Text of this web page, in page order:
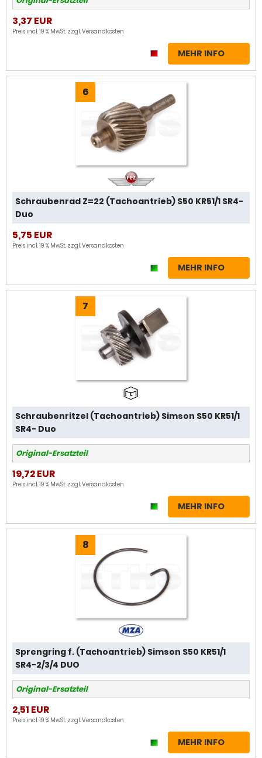
3,37 EUR
Preis incl. 19 % MwSt. zzgl.Versandkosten
MEHR INFO
6
Schraubenrad Z=22 (Tachoantrieb) S50 KR51/1 SR4-
Duo
5,75 EUR
Preis incl. 19 % MwSt. zzgl.Versandkosten
MEHR INFO
7
Schraubenritzel (Tachoantrieb) Simson S50 KR51/1
SR4- Duo
Original-Ersatzteil
19,72 EUR
Preis incl. 19 % MwSt. zzgl.Versandkosten
MEHR INFO
8
Sprengring f. (Tachoantrieb) Simson S50 KR51/1
SR4-2/3/4 DUO
Original-Ersatzteil
2,51 EUR
Preis incl. 19 % MwSt. zzgl.Versandkosten
MEHR INFO